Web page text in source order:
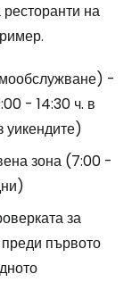
на
-
- 14:30 ч. в
уикендите)
зона (7:00 -
за
първото